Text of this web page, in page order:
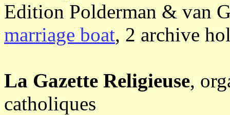
Edition Polderman & van
marriage boat, 2 archive
La Gazette Religieuse,
catholiques